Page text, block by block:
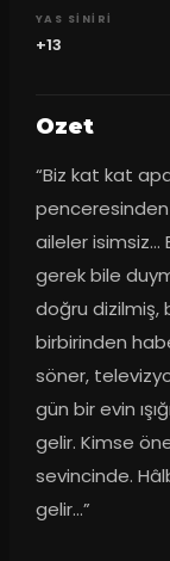
YAS SINIRI
+13
Ozet
“Biz kat kat
penceresinden
aileler isimsiz…
gerek bile
doğru dizilmiş,
birbirinden
söner,
gün bir evin
gelir. Kimse
sevincinde.
gelir…”